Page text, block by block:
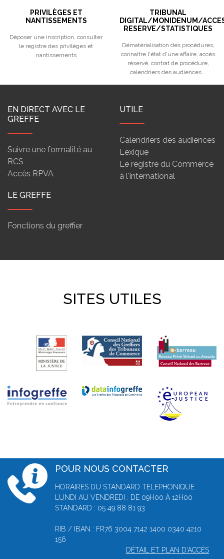
PRIVILÈGES ET
NANTISSEMENTS
Déposer une inscription, consulter
le registre des privilèges et
nantissements
TRIBUNAL
DIGITAL/MONIDENUM/
RESERVE/STATISTIQUES
Dématérialisation des procédures,
connaître l'état d'une affaire, accès
réservé, contrat de procédure,
calendriers des audiences...
EN DIRECT AVEC LE
GREFFE
Suivre une formalité au
RCS
Accès RPVA
UTILE
Calendriers des audiences
Lexique
Le registre du Commerce
à l'international
LE GREFFE
Fonctions du greffier
SITES UTILES
POUR NOUS CONTACTER
HORAIRES DU STANDARD TELEPHONIQUE
LUNDI AU VENDREDI : DE 09H00 À 12H00
STANDARD : 05 49 88 81 93
RIB / IBAN : FR76 3004 7142 1400 0340 4210
156
DÉTAIL ET PLAN D'ACCÈS